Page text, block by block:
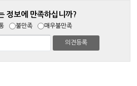
정보에 만족하십니까?
불만족 매우불만족